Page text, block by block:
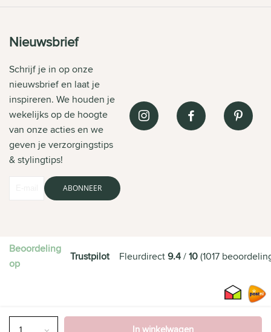
Nieuwsbrief
Schrijf je in op onze
nieuwsbrief en laat je
inspireren. We houden je
wekelijks op de hoogte
van onze acties en we
geven je verzorgingstips
& stylingtips!
ABONNEER
Beoordeling
op
Trustpilot Fleurdirect9.4/10(1017
In winkelwagen